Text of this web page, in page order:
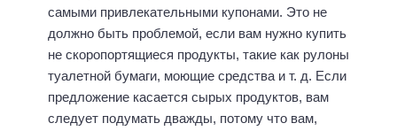
самыми привлекательными купонами. Это не
должно быть проблемой, если вам нужно купить
не скоропортящиеся продукты, такие как рулоны
туалетной бумаги, моющие средства и т. д. Если
предложение касается сырых продуктов, вам
следует подумать дважды, потому что вам,